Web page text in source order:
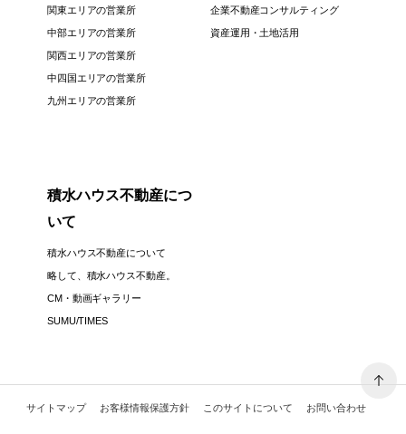
関東エリアの営業所
中部エリアの営業所
関西エリアの営業所
中四国エリアの営業所
九州エリアの営業所
企業不動産コンサルティング
資産運用・土地活用
積水ハウス不動産につ
いて
積水ハウス不動産について
略して、積水ハウス不動産。
CM・動画ギャラリー
SUMU/TIMES
サイトマップ お客様情報保護方針 このサイトについて お問い合わせ